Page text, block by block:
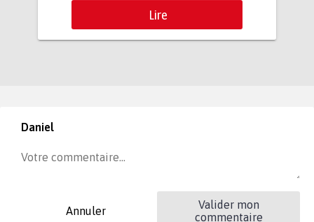
Lire
Daniel
Annuler
Valider mon
commentaire